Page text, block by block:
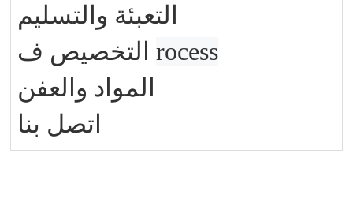
التعبئة والتسليم
التخصيص فrocess
المواد والعفن
اتصل بنا